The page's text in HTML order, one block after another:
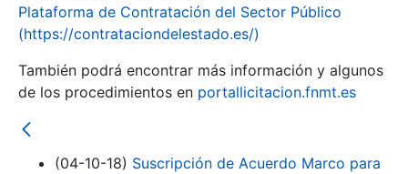
Erakutsi/Ezkutatu
Plataforma de Contratación del Sector Público
(https://contrataciondelestado.es/)
También podrá encontrar más información y algunos
de los procedimientos en portallicitacion.fnmt.es
(04-10-18) Suscripción de Acuerdo Marco para